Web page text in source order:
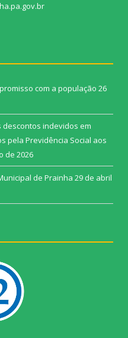
com a população 26
indevidos em
pela Previdência Social aos
de 2026
de Prainha 29 de abril